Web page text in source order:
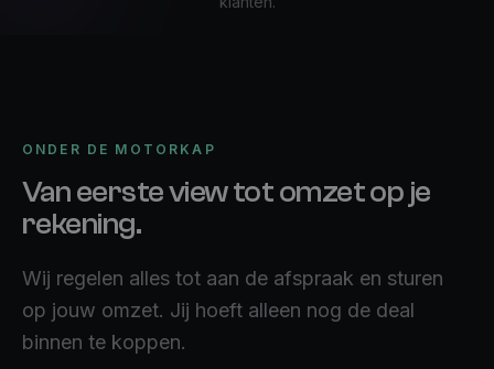
ONDER DE MOTORKAP
Van eerste view tot omzet op je
rekening.
Wij regelen alles tot aan de afspraak en sturen
op jouw omzet. Jij hoeft alleen nog de deal
binnen te koppen.